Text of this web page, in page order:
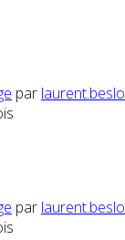
par
par